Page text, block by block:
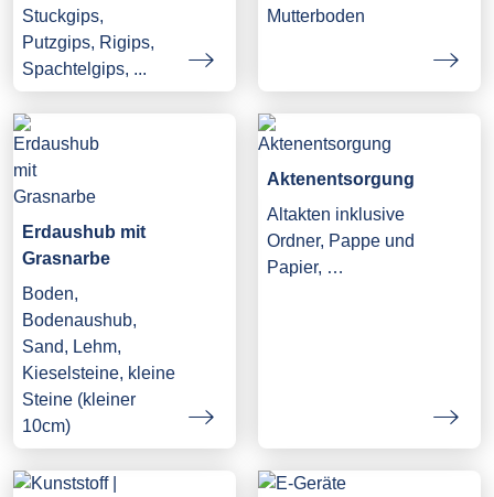
Stuckgips,
Putzgips, Rigips,
Spachtelgips, ...
Mutterboden
Erdaushub mit
Grasnarbe
Boden,
Bodenaushub,
Sand, Lehm,
Kieselsteine, kleine
Steine (kleiner
10cm)
Aktenentsorgung
Altakten inklusive
Ordner, Pappe und
Papier, …